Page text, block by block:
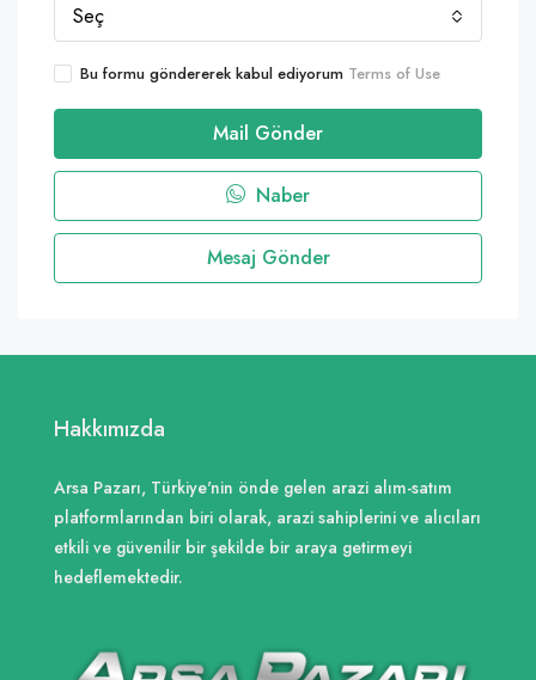
Seç
Bu formu göndererek kabul ediyorum Terms of Use
Mail Gönder
Naber
Mesaj Gönder
Hakkımızda
Arsa Pazarı, Türkiye'nin önde gelen arazi alım-satım
platformlarından biri olarak, arazi sahiplerini ve alıcıları
etkili ve güvenilir bir şekilde bir araya getirmeyi
hedeflemektedir.